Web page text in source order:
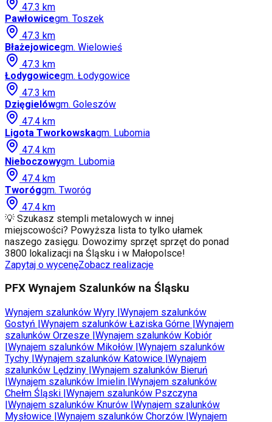
47.3 km
Pawłowicegm. Toszek
47.3 km
Błażejowicegm. Wielowieś
47.3 km
Łodygowicegm. Łodygowice
47.3 km
Dzięgielówgm. Goleszów
47.4 km
Ligota Tworkowskagm. Lubomia
47.4 km
Nieboczowygm. Lubomia
47.4 km
Tworóggm. Tworóg
47.4 km
💡 Szukasz stempli metalowych w innej
miejscowości? Powyższa lista to tylko ułamek
naszego zasięgu. Dowozimy sprzęt sprzęt do ponad
3800 lokalizacji na Śląsku i w Małopolsce!
Zapytaj o wycenęZobacz realizacje
PFX Wynajem Szalunków na Śląsku
Wynajem szalunków Wyry Wynajem szalunków
Gostyń Wynajem szalunków Łaziska Górne Wynajem
szalunków Orzesze Wynajem szalunków Kobiór
Wynajem szalunków Mikołów Wynajem szalunków
Tychy Wynajem szalunków Katowice Wynajem
szalunków Lędziny Wynajem szalunków Bieruń
Wynajem szalunków Imielin Wynajem szalunków
Chełm Śląski Wynajem szalunków Pszczyna
Wynajem szalunków Knurów Wynajem szalunków
Mysłowice Wynajem szalunków Chorzów Wynajem